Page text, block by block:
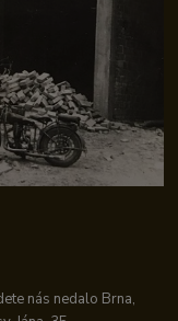
nás nedalo Brna,